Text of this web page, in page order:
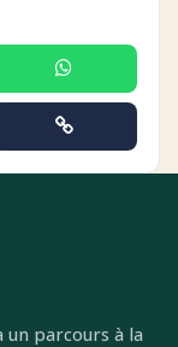
parcours à la